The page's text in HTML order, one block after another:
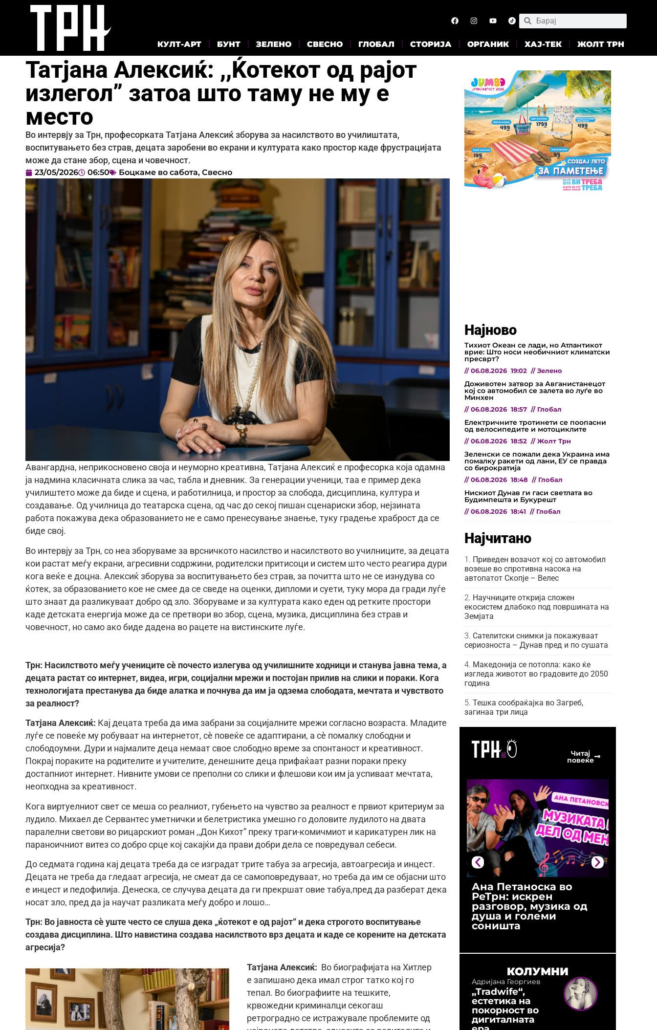
КУЛТ-АРТ БУНТ ЗЕЛЕНО СВЕСНО ГЛОБАЛ СТОРИЈА ОРГАНИК ХАЈ-ТЕК ЖОЛТ ТРН
Татјана Алексиќ: ,,Ќотекот од рајот
излегол” затоа што таму не му е
место
Во интервју за Трн, професорката Татјана Алексиќ зборува за насилството во училиштата,
воспитувањето без страв, децата заробени во екрани и културата како простор каде фрустрацијата
може да стане збор, сцена и човечност.
23/05/2026 06:50 Боцкаме во сабота, Свесно
Авангардна, неприкосновено своја и неуморно креативна, Татјана Алексиќ е професорка која одамна
ја надмина класичната слика за час, табла и дневник. За генерации ученици, таа е пример дека
училиштето може да биде и сцена, и работилница, и простор за слобода, дисциплина, култура и
создавање. Од училница до театарска сцена, од час до секој пишан сценариски збор, нејзината
работа покажува дека образованието не е само пренесување знаење, туку градење храброст да се
биде свој.
Во интервју за Трн, со неа зборуваме за врсничкото насилство и насилството во училниците, за децата
кои растат меѓу екрани, агресивни содржини, родителски притисоци и систем што често реагира дури
кога веќе е доцна. Алексиќ зборува за воспитувањето без страв, за почитта што не се изнудува со
ќотек, за образованието кое не смее да се сведе на оценки, дипломи и суети, туку мора да гради луѓе
што знаат да разликуваат добро од зло. Зборуваме и за културата како еден од ретките простори
каде детската енергија може да се претвори во збор, сцена, музика, дисциплина без страв и
човечност, но само ако биде дадена во рацете на вистинските луѓе.
Трн: Насилството меѓу учениците сè почесто излегува од училишните ходници и станува јавна тема, a
децата растат со интернет, видеа, игри, социјални мрежи и постојан прилив на слики и пораки. Кога
технологијата престанува да биде алатка и почнува да им ја одзема слободата, мечтата и чувството
за реалност?
Татјана Алексиќ: Кај децата треба да има забрани за социјалните мрежи согласно возраста. Младите
луѓе се повеќе му робуваат на интернетот, сѐ повеќе се адаптирани, а сѐ помалку слободни и
слободоумни. Дури и најмалите деца немаат свое слободно време за спонтаност и креативност.
Покрај пораките на родителите и учителите, денешните деца прифаќаат разни пораки преку
достапниот интернет. Нивните умови се преполни со слики и флешови кои им ја успиваат мечтата,
неопходна за креативност.
Кога виртуелниот свет се меша со реалниот, губењето на чувство за реалност е првиот критериум за
лудило. Михаел де Сервантес уметнички и белетристика умешно го доловите лудилото на двата
паралелни светови во рицарскиот роман ,,Дон Кихот” преку траги-комичмиот и карикатурен лик на
параноичниот витез со добро срце кој сакајќи да прави добри дела се повредувал себеси.
До седмата година кај децата треба да се изградат трите табуа за агресија, автоагресија и инцест.
Децата не треба да гледаат агресија, не смеат да се самоповредуваат, но треба да им се објасни што
е инцест и педофилија. Денеска, се случува децата да ги прекршат овие табуа,пред да разберат дека
носат зло, пред да ја научат разликата меѓу добро и лошо…
Трн: Во јавноста сè уште често се слуша дека „ќотекот е од рајот“ и дека строгото воспитување
создава дисциплина. Што навистина создава насилството врз децата и каде се корените на детската
агресија?
Татјана Алексиќ: Во биографијата на Хитлер
е запишано дека имал строг татко кој го
тепал. Во биографиите на тешките,
крвожедни криминалци секогаш
ретроградно се истражувале проблемите од
Најново
Тихиот Океан се лади, но Атлантикот
врие: Што носи необичниот климатски
пресврт?
// 06.08.2026 19:02 // Зелено
Доживотен затвор за Авганистанецот
кој со автомобил се залета во луѓе во
Минхен
// 06.08.2026 18:57 // Глобал
Електричните тротинети се поопасни
од велосипедите и мотоциклите
// 06.08.2026 18:52 // Жолт Трн
Зеленски се пожали дека Украина има
помалку ракети од лани, ЕУ се правда
со бирократија
// 06.08.2026 18:48 // Глобал
Нискиот Дунав ги гаси светлата во
Будимпешта и Букурешт
// 06.08.2026 18:41 // Глобал
Најчитано
Приведен возачот кој со автомобил
возеше во спротивна насока на
автопатот Скопје – Велес
Научниците открија сложен
екосистем длабоко под површината на
Земјата
Сателитски снимки ја покажуваат
сериозноста – Дунав пред и по сушата
Македонија се потопла: како ќе
изгледа животот во градовите до 2050
година
Тешка сообраќајка во Загреб,
загинаа три лица
Читај
повеќе
Ана Петаноска во
РеТрн: искрен
разговор, музика од
душа и големи
соништа
КОЛУМНИ
Адријана Георгиев
„Tradwife“,
естетика на
покорност во
дигиталната